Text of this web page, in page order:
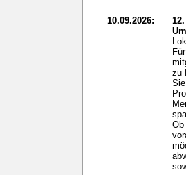
10.09.2026:
zu